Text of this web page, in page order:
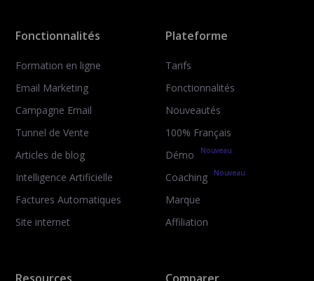
Fonctionnalités
Formation en ligne
Email Marketing
Campagne Email
Tunnel de Vente
Articles de blog
Intelligence Artificielle
Factures Automatiques
Site internet
Plateforme
Tarifs
Fonctionnalités
Nouveautés
100% Français
Démo
Nouveau
Coaching Nouveau
Marque
Affiliation